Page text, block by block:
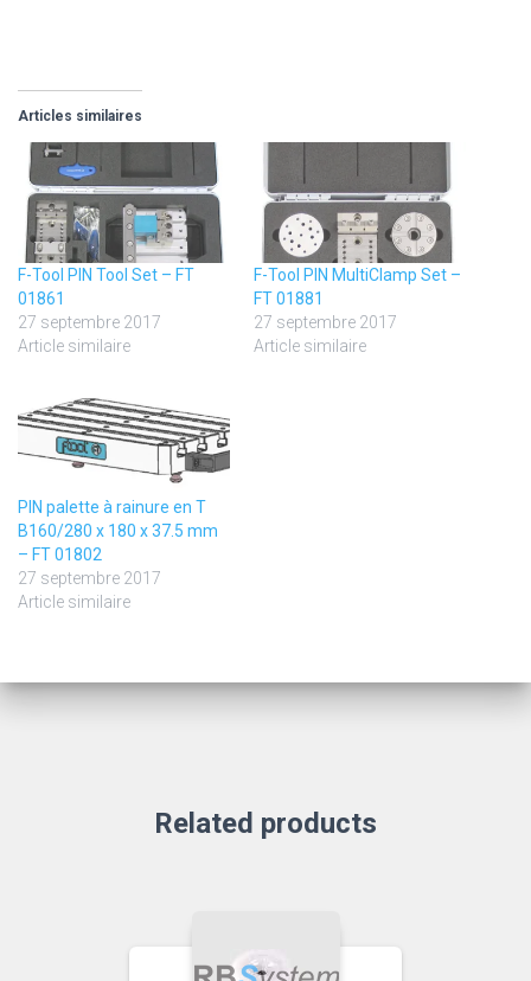
Articles similaires
F-Tool PIN Tool Set – FT
01861
27 septembre 2017
Article similaire
F-Tool PIN MultiClamp Set –
FT 01881
27 septembre 2017
Article similaire
PIN palette à rainure en T
B160/280 x 180 x 37.5 mm
– FT 01802
27 septembre 2017
Article similaire
Related products